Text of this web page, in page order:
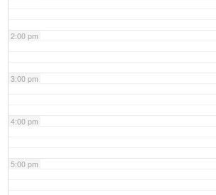
2:00 pm
3:00 pm
4:00 pm
5:00 pm